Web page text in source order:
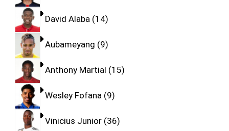
David Alaba 14
Aubameyang 9
Anthony Martial 15
Wesley Fofana 9
Vinicius Junior 36